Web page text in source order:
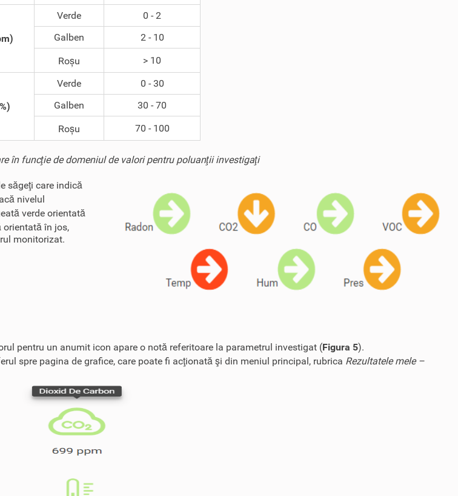
Verde
0 - 2
Galben
2 - 10
Roșu > 10
Verde
0 - 30
Galben
30 - 70
Roșu 70 - 100
în funcţie de domeniul de valori pentru poluanţii investigaţi
săgeţi care indică
nivelul
verde orientată
orientată în jos,
monitorizat.
pentru un anumit icon apare o notă referitoare la parametrul investigat (Figura 5).
spre pagina de grafice, care poate fi acţionată şi din meniul principal, rubrica Rezultatele mele –